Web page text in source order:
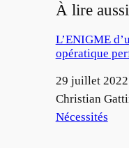
À lire aussi
L’ENIGME
opératique
Date
29 juillet 2022
Auteur
Christian
Par rapport à
Nécessités